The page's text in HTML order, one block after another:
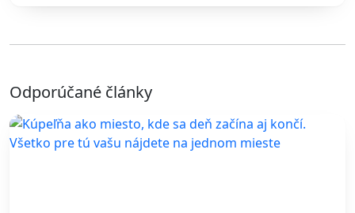
Odporúčané články